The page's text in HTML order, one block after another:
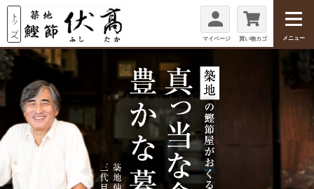
マイページ 買い物カゴ メニュー